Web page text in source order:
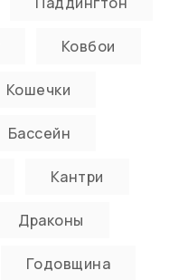
Ковбои
Кошечки
Бассейн
Кантри
Драконы
Годовщина